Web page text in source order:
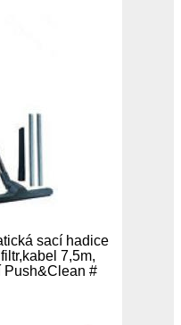
sací hadice
7,5m,
Push&Clean #